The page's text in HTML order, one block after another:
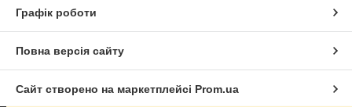
Графік роботи
Повна версія сайту
Сайт створено на маркетплейсі Prom.ua